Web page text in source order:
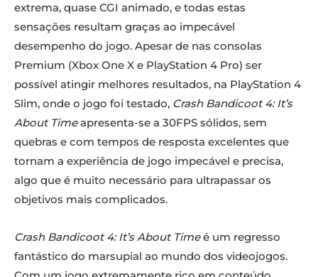
extrema, quase CGI animado, e todas estas
sensações resultam graças ao impecável
desempenho do jogo. Apesar de nas consolas
Premium (Xbox One X e PlayStation 4 Pro) ser
possível atingir melhores resultados, na PlayStation 4
Slim, onde o jogo foi testado, Crash Bandicoot 4: It’s
About Timeapresenta-se a 30FPS sólidos, sem
quebras e com tempos de resposta excelentes que
tornam a experiência de jogo impecável e precisa,
algo que é muito necessário para ultrapassar os
objetivos mais complicados.
Crash Bandicoot 4: It’s About Timeé um regresso
fantástico do marsupial ao mundo dos videojogos.